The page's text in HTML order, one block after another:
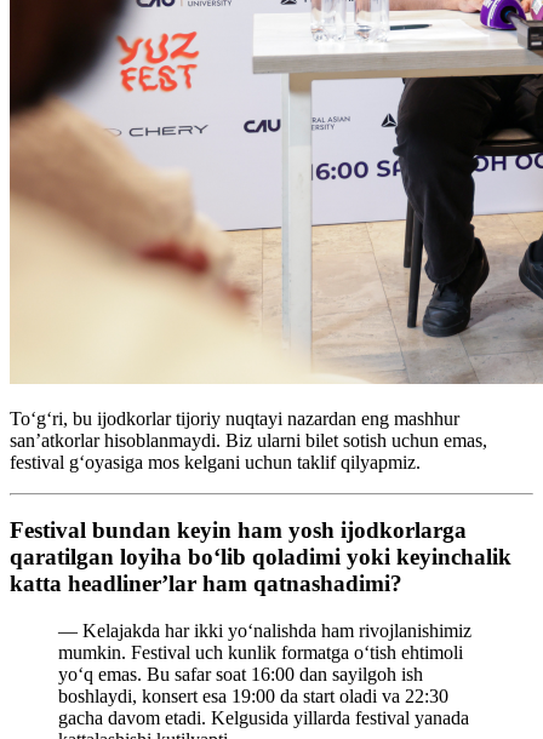
To‘g‘ri, bu ijodkorlar tijoriy nuqtayi nazardan eng mashhur
san’atkorlar hisoblanmaydi. Biz ularni bilet sotish uchun emas,
festival g‘oyasiga mos kelgani uchun taklif qilyapmiz.
Festival bundan keyin ham yosh ijodkorlarga
qaratilgan loyiha bo‘lib qoladimi yoki keyinchalik
katta headliner’lar ham qatnashadimi?
— Kelajakda har ikki yo‘nalishda ham rivojlanishimiz
mumkin. Festival uch kunlik formatga o‘tish ehtimoli
yo‘q emas. Bu safar soat 16:00 dan sayilgoh ish
boshlaydi, konsert esa 19:00 da start oladi va 22:30
gacha davom etadi. Kelgusida yillarda festival yanada